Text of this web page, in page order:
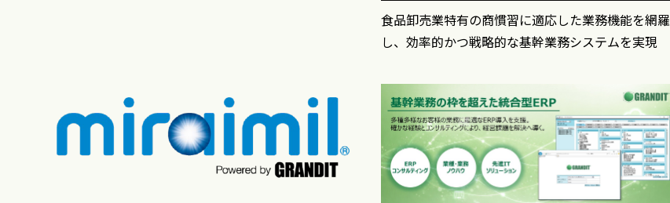
食品卸売業特有の商慣習に適応した業務機能を網羅
し、効率的かつ戦略的な基幹業務システムを実現